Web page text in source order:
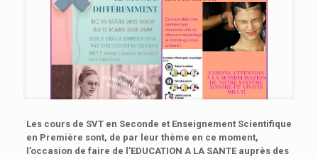
Les cours de SVT en Seconde et Enseignement Scientifique
en Première sont, de par leur thème en ce moment,
l’occasion de faire de l’EDUCATION A LA SANTE auprès des